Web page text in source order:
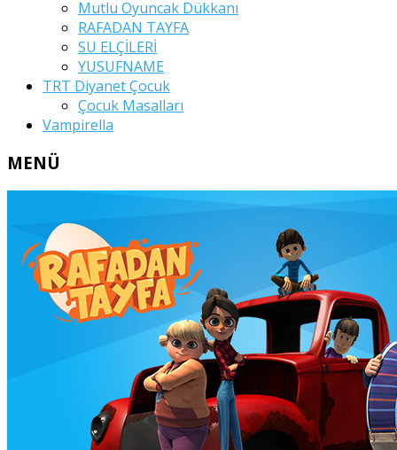
Mutlu Oyuncak Dükkanı
RAFADAN TAYFA
SU ELÇİLERİ
YUSUFNAME
TRT Diyanet Çocuk
Çocuk Masalları
Vampirella
MENÜ